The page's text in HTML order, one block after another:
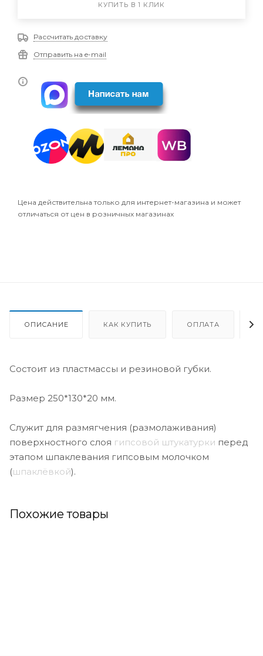
КУПИТЬ В 1 КЛИК
Рассчитать доставку
Отправить на e-mail
Цена действительна только для интернет-магазина и может
отличаться от цен в розничных магазинах
ОПИСАНИЕ КАК КУПИТЬ ОПЛАТА
Состоит из пластмассы и резиновой губки.
Размер 250*130*20 мм.
Служит для размягчения (размолаживания)
поверхностного слоя гипсовой штукатурки перед
этапом шпаклевания гипсовым молочком
(шпаклёвкой).
Похожие товары